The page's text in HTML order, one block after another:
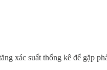
xác suất thống kê để gặp